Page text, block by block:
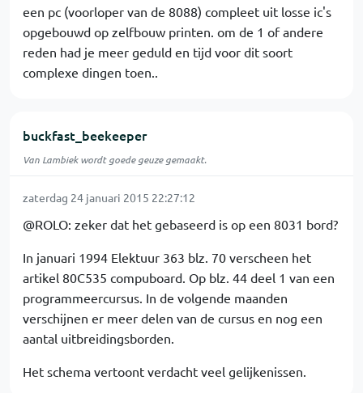
een pc (voorloper van de 8088) compleet uit losse ic's
opgebouwd op zelfbouw printen. om de 1 of andere
reden had je meer geduld en tijd voor dit soort
complexe dingen toen..
buckfast_beekeeper
Van Lambiek wordt goede geuze gemaakt.
zaterdag 24 januari 2015 22:27:12
@ROLO: zeker dat het gebaseerd is op een 8031 bord?
In januari 1994 Elektuur 363 blz. 70 verscheen het
artikel 80C535 compuboard. Op blz. 44 deel 1 van een
programmeercursus. In de volgende maanden
verschijnen er meer delen van de cursus en nog een
aantal uitbreidingsborden.
Het schema vertoont verdacht veel gelijkenissen.